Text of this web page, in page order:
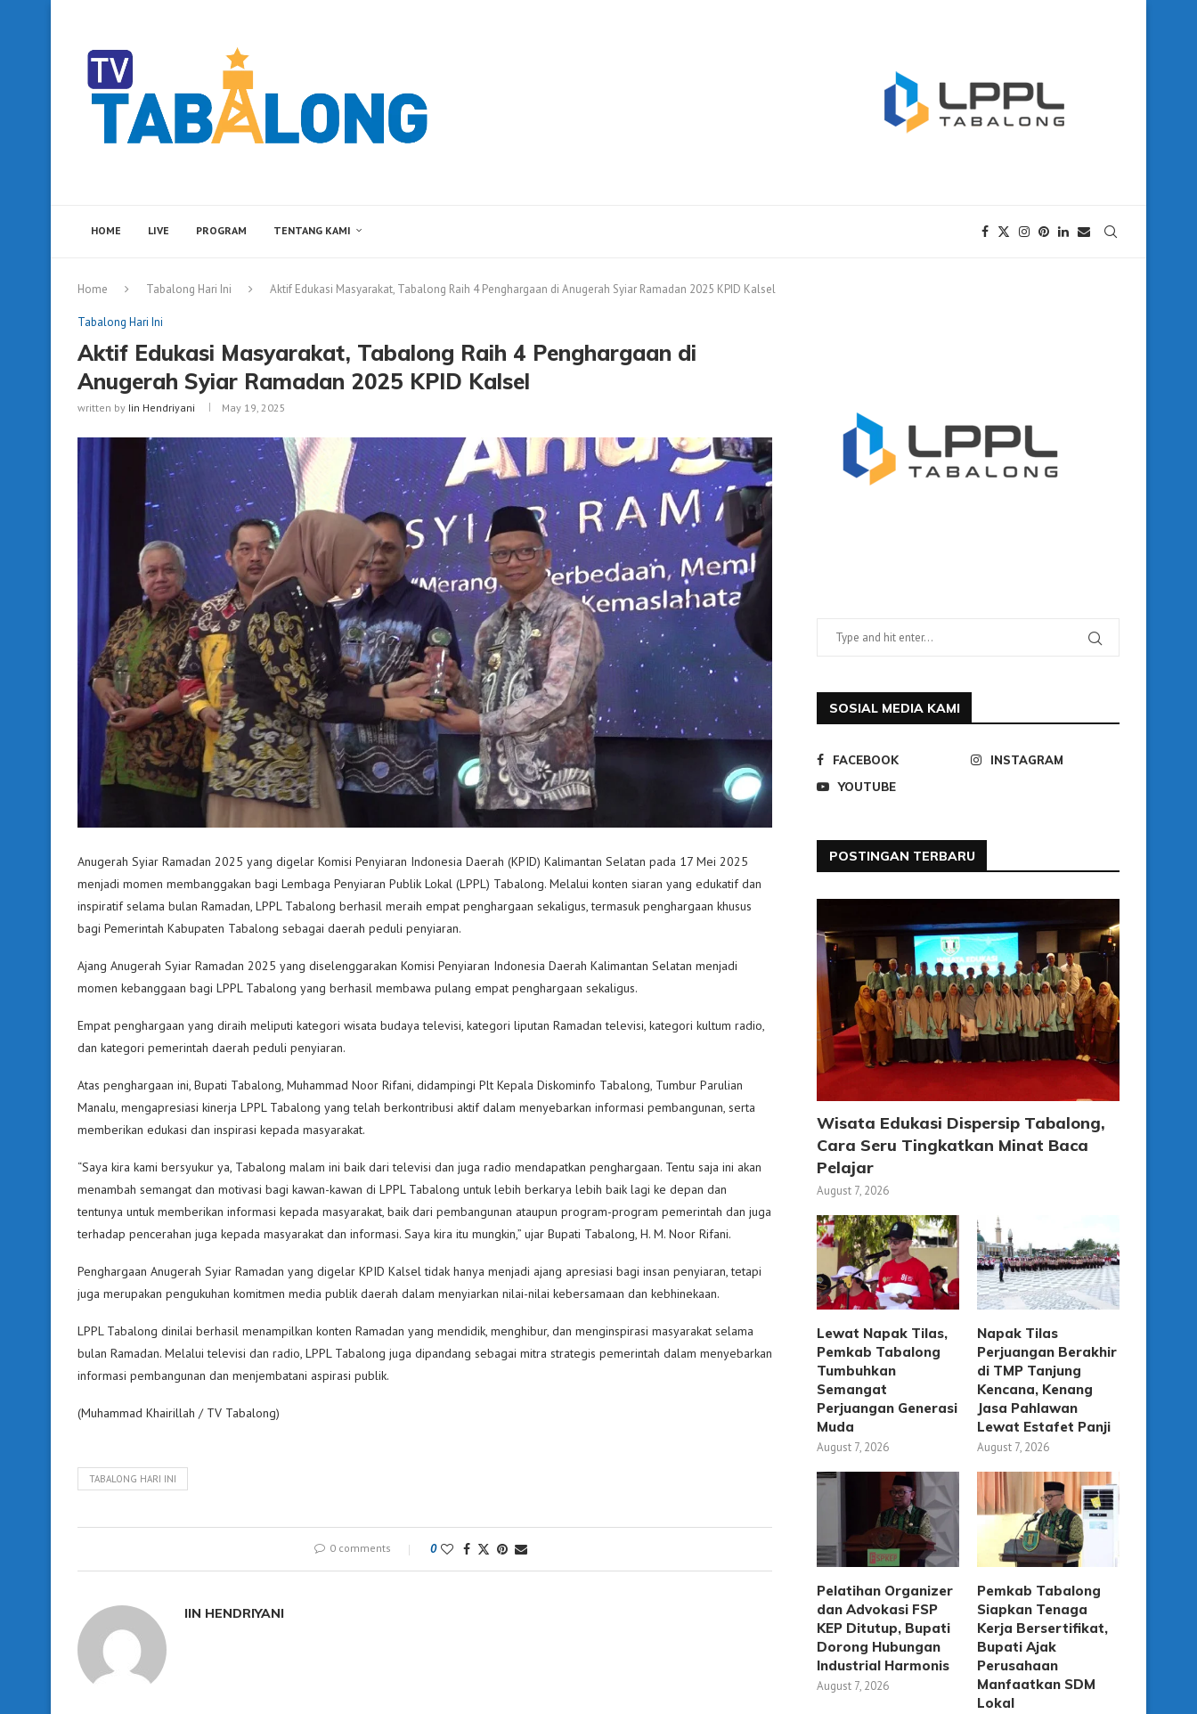
HOME LIVE PROGRAM TENTANG KAMI
Home Tabalong Hari Ini Aktif Edukasi Masyarakat, Tabalong Raih 4 Penghargaan di Anugerah Syiar Ramadan 2025 KPID Kalsel
Tabalong Hari Ini
Aktif Edukasi Masyarakat, Tabalong Raih 4 Penghargaan di
Anugerah Syiar Ramadan 2025 KPID Kalsel
written by Iin Hendriyani May 19, 2025
Anugerah Syiar Ramadan 2025 yang digelar Komisi Penyiaran Indonesia Daerah (KPID) Kalimantan Selatan pada 17 Mei 2025
menjadi momen membanggakan bagi Lembaga Penyiaran Publik Lokal (LPPL) Tabalong. Melalui konten siaran yang edukatif dan
inspiratif selama bulan Ramadan, LPPL Tabalong berhasil meraih empat penghargaan sekaligus, termasuk penghargaan khusus
bagi Pemerintah Kabupaten Tabalong sebagai daerah peduli penyiaran.
Ajang Anugerah Syiar Ramadan 2025 yang diselenggarakan Komisi Penyiaran Indonesia Daerah Kalimantan Selatan menjadi
momen kebanggaan bagi LPPL Tabalong yang berhasil membawa pulang empat penghargaan sekaligus.
Empat penghargaan yang diraih meliputi kategori wisata budaya televisi, kategori liputan Ramadan televisi, kategori kultum radio,
dan kategori pemerintah daerah peduli penyiaran.
Atas penghargaan ini, Bupati Tabalong, Muhammad Noor Rifani, didampingi Plt Kepala Diskominfo Tabalong, Tumbur Parulian
Manalu, mengapresiasi kinerja LPPL Tabalong yang telah berkontribusi aktif dalam menyebarkan informasi pembangunan, serta
memberikan edukasi dan inspirasi kepada masyarakat.
“Saya kira kami bersyukur ya, Tabalong malam ini baik dari televisi dan juga radio mendapatkan penghargaan. Tentu saja ini akan
menambah semangat dan motivasi bagi kawan-kawan di LPPL Tabalong untuk lebih berkarya lebih baik lagi ke depan dan
tentunya untuk memberikan informasi kepada masyarakat, baik dari pembangunan ataupun program-program pemerintah dan juga
terhadap pencerahan juga kepada masyarakat dan informasi. Saya kira itu mungkin,” ujar Bupati Tabalong, H. M. Noor Rifani.
Penghargaan Anugerah Syiar Ramadan yang digelar KPID Kalsel tidak hanya menjadi ajang apresiasi bagi insan penyiaran, tetapi
juga merupakan pengukuhan komitmen media publik daerah dalam menyiarkan nilai-nilai kebersamaan dan kebhinekaan.
LPPL Tabalong dinilai berhasil menampilkan konten Ramadan yang mendidik, menghibur, dan menginspirasi masyarakat selama
bulan Ramadan. Melalui televisi dan radio, LPPL Tabalong juga dipandang sebagai mitra strategis pemerintah dalam menyebarkan
informasi pembangunan dan menjembatani aspirasi publik.
(Muhammad Khairillah / TV Tabalong)
TABALONG HARI INI
0 comments 0
IIN HENDRIYANI
SOSIAL MEDIA KAMI
FACEBOOK
INSTAGRAM
YOUTUBE
POSTINGAN TERBARU
Wisata Edukasi Dispersip Tabalong,
Cara Seru Tingkatkan Minat Baca
Pelajar
August 7, 2026
Lewat Napak Tilas,
Pemkab Tabalong
Tumbuhkan
Semangat
Perjuangan Generasi
Muda
August 7, 2026
Napak Tilas
Perjuangan Berakhir
di TMP Tanjung
Kencana, Kenang
Jasa Pahlawan
Lewat Estafet Panji
August 7, 2026
Pelatihan Organizer
dan Advokasi FSP
KEP Ditutup, Bupati
Dorong Hubungan
Industrial Harmonis
August 7, 2026
Pemkab Tabalong
Siapkan Tenaga
Kerja Bersertifikat,
Bupati Ajak
Perusahaan
Manfaatkan SDM
Lokal